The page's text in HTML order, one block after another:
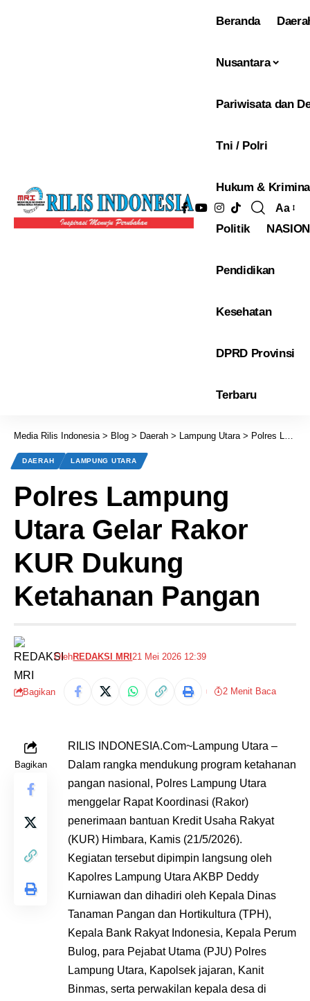
Beranda
Nusantara
Pariwisata dan
Tni / Polri
Hukum &
Politik
Pendidikan
Kesehatan
DPRD Provinsi
Terbaru
Ukuran
Aa
Media Rilis Indonesia> Blog > Daerah > Lampung Utara> Polres Lampung Utara Gelar Rakor KUR Dukung Ketahanan Pangan
DAERAH LAMPUNG UTARA
Polres Lampung
Utara Gelar Rakor
KUR Dukung
Ketahanan Pangan
OlehREDAKSI MRI21 Mei 2026 12:39
Bagikan 2 Menit Baca
Bagikan
RILIS INDONESIA.Com~Lampung Utara –
Dalam rangka mendukung program ketahanan
pangan nasional, Polres Lampung Utara
menggelar Rapat Koordinasi (Rakor)
penerimaan bantuan Kredit Usaha Rakyat
(KUR) Himbara, Kamis (21/5/2026).
Kegiatan tersebut dipimpin langsung oleh
Kapolres Lampung Utara AKBP Deddy
Kurniawan dan dihadiri oleh Kepala Dinas
Tanaman Pangan dan Hortikultura (TPH),
Kepala Bank Rakyat Indonesia, Kepala Perum
Bulog, para Pejabat Utama (PJU) Polres
Lampung Utara, Kapolsek jajaran, Kanit
Binmas, serta perwakilan kepala desa di